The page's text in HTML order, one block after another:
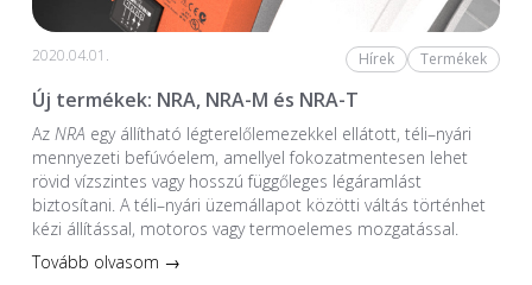
2020.04.01. Hírek Termékek
Új termékek: NRA, NRA-M és NRA-T
Az NRA egy állítható légterelőlemezekkel ellátott, téli–nyári
mennyezeti befúvóelem, amellyel fokozatmentesen lehet
rövid vízszintes vagy hosszú függőleges légáramlást
biztosítani. A téli–nyári üzemállapot közötti váltás történhet
kézi állítással, motoros vagy termoelemes mozgatással.
Tovább olvasom →